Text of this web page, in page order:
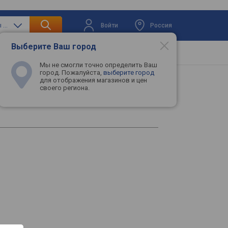
только аккумуляторы и батарейки Войти Россия
Выберите Ваш город
Мы не смогли точно определить Ваш
город. Пожалуйста, выберите город
для отображения магазинов и цен
своего региона.
техника Телевизоры